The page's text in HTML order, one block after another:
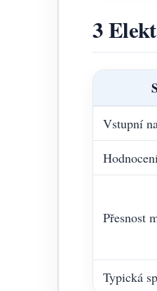
3
Vstupní
Přesnost
Typická